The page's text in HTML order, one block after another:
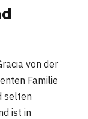
von der
Familie
selten
ist in